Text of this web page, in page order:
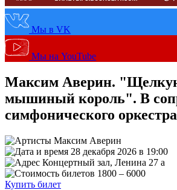
Мы в VK
Мы на YouTube
Максим Аверин.
мышиный король". В
симфонического оркестра
Максим Аверин
28 декабря 2026 в 19:00
Концертный зал, Ленина 27 а
1800 – 6000
Купить билет